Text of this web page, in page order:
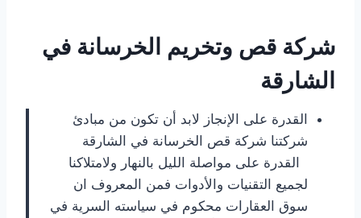
شركة قص وتخريم الخرسانة في
الشارقة
القدرة على الإنجاز لابد أن تكون من مبادئ
شركتنا شركة قص الخرسانة في الشارقة
القدرة على مواصلة الليل بالنهار ولامتلاكنا
لجميع التقنيات والأدوات فمن المعروف ان
سوق العقارات محكوم في سياسته السرية في